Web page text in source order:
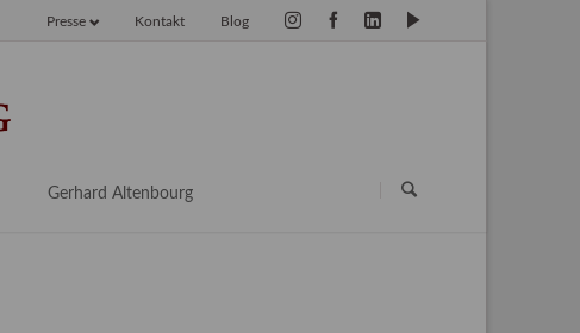
Blog
Kontakt
Presse
Gerhard Altenbourg